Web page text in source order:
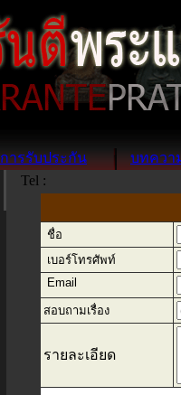
การรับประกัน บทควา
Tel :
ชื่อ
เบอร์โทรศัพท์
Email
สอบถามเรื่อง
รายละเอียด